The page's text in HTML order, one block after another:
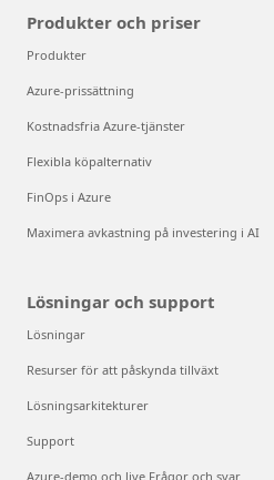
Produkter och priser
Produkter
Azure-prissättning
Kostnadsfria Azure-tjänster
Flexibla köpalternativ
FinOps i Azure
Maximera avkastning på investering i AI
Lösningar och support
Lösningar
Resurser för att påskynda tillväxt
Lösningsarkitekturer
Support
Azure-demo och live Frågor och svar